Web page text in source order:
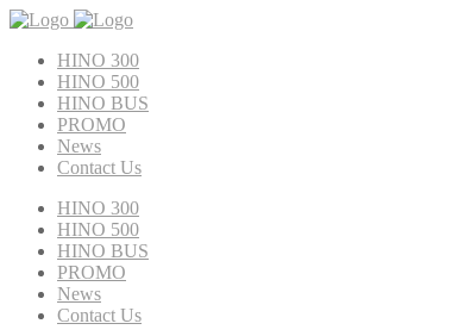
HINO 300
HINO 500
HINO BUS
PROMO
News
Contact Us
HINO 300
HINO 500
HINO BUS
PROMO
News
Contact Us